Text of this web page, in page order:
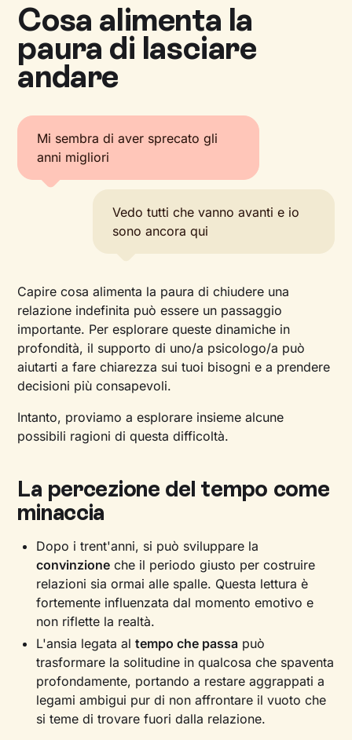
Cosa alimenta la
paura di lasciare
andare
Mi sembra di aver sprecato gli
anni migliori
Vedo tutti che vanno avanti e io
sono ancora qui
Capire cosa alimenta la paura di chiudere una
relazione indefinita può essere un passaggio
importante. Per esplorare queste dinamiche in
profondità, il supporto di uno/a psicologo/a può
aiutarti a fare chiarezza sui tuoi bisogni e a prendere
decisioni più consapevoli.
Intanto, proviamo a esplorare insieme alcune
possibili ragioni di questa difficoltà.
La percezione del tempo come
minaccia
Dopo i trent'anni, si può sviluppare la
convinzione che il periodo giusto per costruire
relazioni sia ormai alle spalle. Questa lettura è
fortemente influenzata dal momento emotivo e
non riflette la realtà.
L'ansia legata altempo che passa può
trasformare la solitudine in qualcosa che spaventa
profondamente, portando a restare aggrappati a
legami ambigui pur di non affrontare il vuoto che
si teme di trovare fuori dalla relazione.